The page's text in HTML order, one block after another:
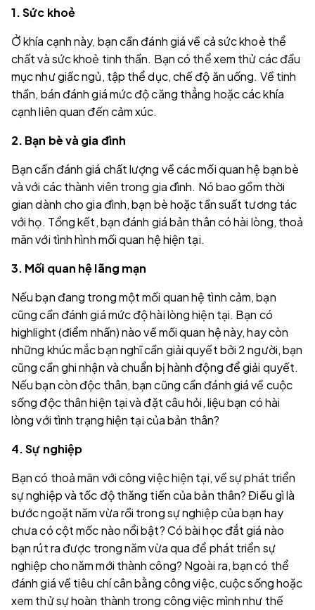
1. Sức khoẻ
Ở khía cạnh này, bạn cần đánh giá về cả sức khoẻ thể
chất và sức khoẻ tinh thần. Bạn có thể xem thử các đầu
mục như giấc ngủ, tập thể dục, chế độ ăn uống. Về tinh
thần, bán đánh giá mức độ căng thẳng hoặc các khía
cạnh liên quan đến cảm xúc.
2. Bạn bè và gia đình
Bạn cần đánh giá chất lượng về các mối quan hệ bạn bè
và với các thành viên trong gia đình. Nó bao gồm thời
gian dành cho gia đình, bạn bè hoặc tần suất tương tác
với họ. Tổng kết, bạn đánh giá bản thân có hài lòng, thoả
mãn với tình hình mối quan hệ hiện tại.
3. Mối quan hệ lãng mạn
Nếu bạn đang trong một mối quan hệ tình cảm, bạn
cũng cần đánh giá mức độ hài lòng hiện tại. Bạn có
highlight (điểm nhấn) nào về mối quan hệ này, hay còn
những khúc mắc bạn nghĩ cần giải quyết bởi 2 người, bạn
cũng cần ghi nhận và chuẩn bị hành động để giải quyết.
Nếu bạn còn độc thân, bạn cũng cần đánh giá về cuộc
sống độc thân hiện tại và đặt câu hỏi, liệu bạn có hài
lòng với tình trạng hiện tại của bản thân?
4. Sự nghiệp
Bạn có thoả mãn với công việc hiện tại, về sự phát triển
sự nghiệp và tốc độ thăng tiến của bản thân? Điều gì là
bước ngoặt năm vừa rồi trong sự nghiệp của bạn hay
chưa có cột mốc nào nổi bật? Có bài học đắt giá nào
bạn rút ra được trong năm vừa qua để phát triển sự
nghiệp cho năm mới thành công? Ngoài ra, bạn có thể
đánh giá về tiêu chí cân bằng công việc, cuộc sống hoặc
xem thử sự hoàn thành trong công việc mình như thế